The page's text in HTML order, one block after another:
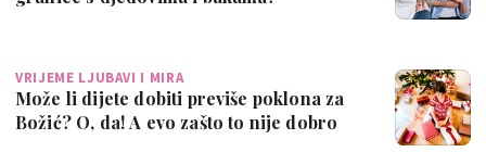
VRIJEME LJUBAVI I MIRA
Može li dijete dobiti previše poklona za
Božić? O, da! A evo zašto to nije dobro